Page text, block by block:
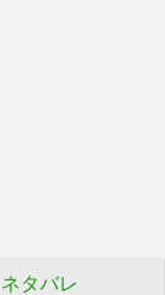
ネタバレ